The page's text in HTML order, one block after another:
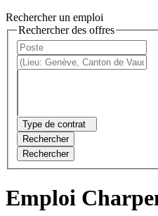
Rechercher un emploi
Rechercher des offres
Type de contrat
Rechercher
Rechercher
Emploi